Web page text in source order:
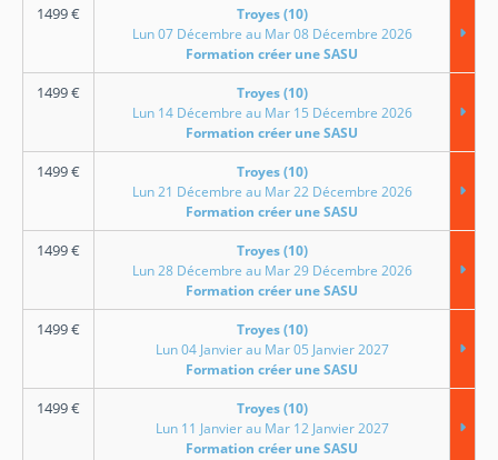
1499€
Troyes (10)
Lun 07 Décembre au Mar 08 Décembre 2026
Formation créer une SASU
1499€
Troyes (10)
Lun 14 Décembre au Mar 15 Décembre 2026
Formation créer une SASU
1499€
Troyes (10)
Lun 21 Décembre au Mar 22 Décembre 2026
Formation créer une SASU
1499€
Troyes (10)
Lun 28 Décembre au Mar 29 Décembre 2026
Formation créer une SASU
1499€
Troyes (10)
Lun 04 Janvier au Mar 05 Janvier 2027
Formation créer une SASU
1499€
Troyes (10)
Lun 11 Janvier au Mar 12 Janvier 2027
Formation créer une SASU